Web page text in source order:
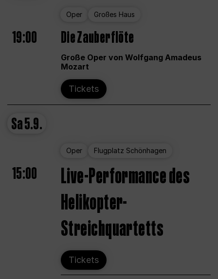
Oper Großes Haus
19:00 Die Zauberflöte
Große Oper von Wolfgang Amadeus
Mozart
Tickets
Sa5.9.
Oper Flugplatz Schönhagen
15:00
Live-Performance des
Helikopter-
Streichquartetts
Tickets